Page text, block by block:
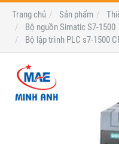
Trang chủ
Sản phẩm
Bộ nguồn Simatic S7-1500
Bộ lập trình PLC s7-1500